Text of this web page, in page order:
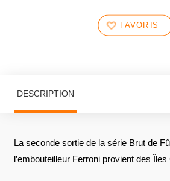
FAVORIS
DESCRIPTION
La seconde sortie de la série Brut de
l’embouteilleur Ferroni provient des Îles